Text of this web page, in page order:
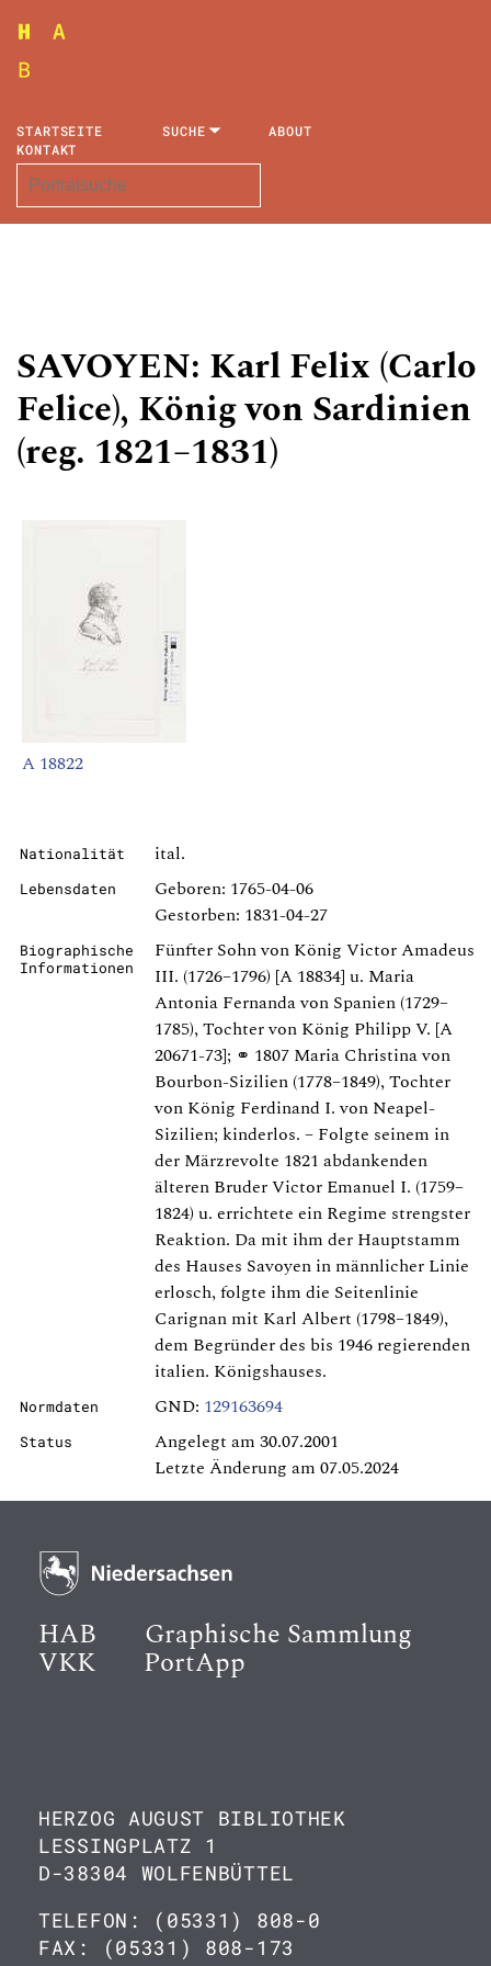
STARTSEITE SUCHE
ABOUT
KONTAKT
SAVOYEN: Karl Felix (Carlo
Felice), König von Sardinien
(reg. 1821–1831)
A 18822
Nationalität ital.
Lebensdaten
Geboren: 1765-04-06
Gestorben: 1831-04-27
Biographische
Informationen
Fünfter Sohn von König Victor Amadeus
III. (1726–1796) [A 18834] u. Maria
Antonia Fernanda von Spanien (1729–
1785), Tochter von König Philipp V. [A
20671-73]; ⚭ 1807 Maria Christina von
Bourbon-Sizilien (1778–1849), Tochter
von König Ferdinand I. von Neapel-
Sizilien; kinderlos. – Folgte seinem in
der Märzrevolte 1821 abdankenden
älteren Bruder Victor Emanuel I. (1759–
1824) u. errichtete ein Regime strengster
Reaktion. Da mit ihm der Hauptstamm
des Hauses Savoyen in männlicher Linie
erlosch, folgte ihm die Seitenlinie
Carignan mit Karl Albert (1798–1849),
dem Begründer des bis 1946 regierenden
italien. Königshauses.
Normdaten GND: 129163694
Status
Angelegt am 30.07.2001
Letzte Änderung am 07.05.2024
HAB Graphische Sammlung
VKK PortApp
HERZOG AUGUST BIBLIOTHEK
LESSINGPLATZ 1
D-38304 WOLFENBÜTTEL
TELEFON: (05331) 808-0
FAX: (05331) 808-173